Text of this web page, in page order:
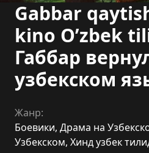
Gabbar
kino O’zbek
Габбар
узбекском
Жанр:
Боевики, Драма на
Узбекском, Хинд узбек